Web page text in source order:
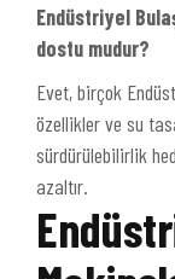
Endüstriyel
dostu mudur?
Evet, birçok
özellikler ve su
sürdürülebilirlik
azaltır.